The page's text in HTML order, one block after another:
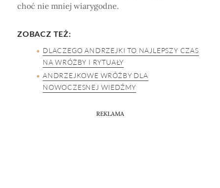
choć nie mniej wiarygodne.
ZOBACZ TEŻ:
DLACZEGO ANDRZEJKI TO NAJLEPSZY CZAS
NA WRÓŻBY I RYTUAŁY
ANDRZEJKOWE WRÓŻBY DLA
NOWOCZESNEJ WIEDŹMY
REKLAMA